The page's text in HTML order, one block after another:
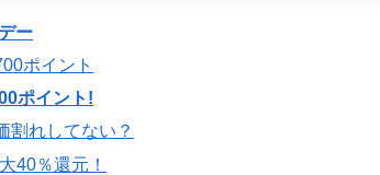
ー
ポイント
ポイント!
割れしてない？
40％還元！